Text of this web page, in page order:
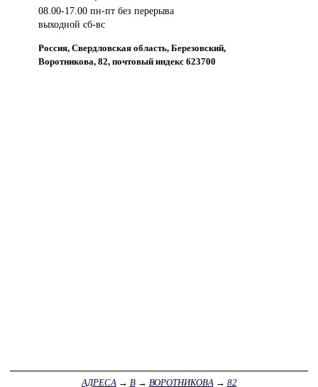
08.00-17.00 пн-пт без перерыва
выходной сб-вс
Россия, Свердловская область, Березовский,
Воротникова, 82, почтовый индекс 623700
АДРЕСА→ В→ ВОРОТНИКОВА→ 82